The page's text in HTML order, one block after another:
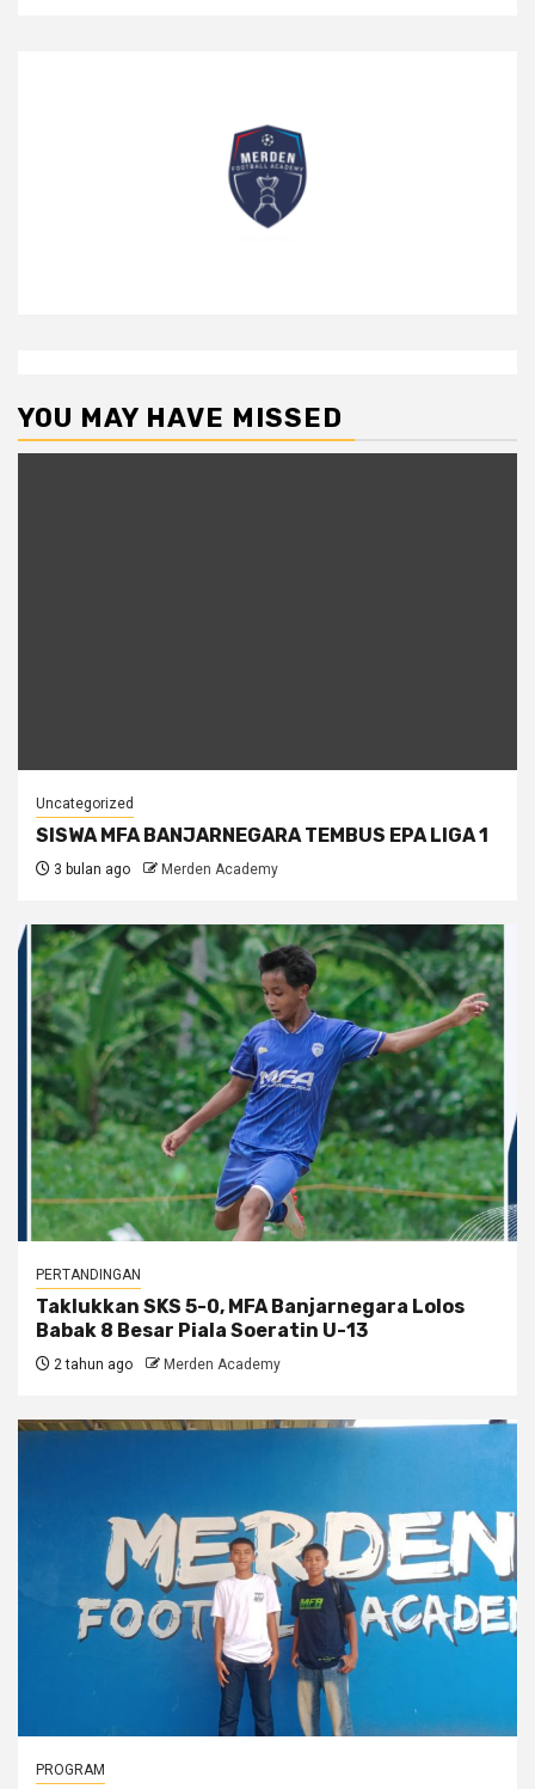
YOU MAY HAVE MISSED
Uncategorized
SISWA MFA BANJARNEGARA TEMBUS EPA LIGA 1
3 bulan ago Merden Academy
PERTANDINGAN
Taklukkan SKS 5-0, MFA Banjarnegara Lolos
Babak 8 Besar Piala Soeratin U-13
2 tahun ago Merden Academy
PROGRAM